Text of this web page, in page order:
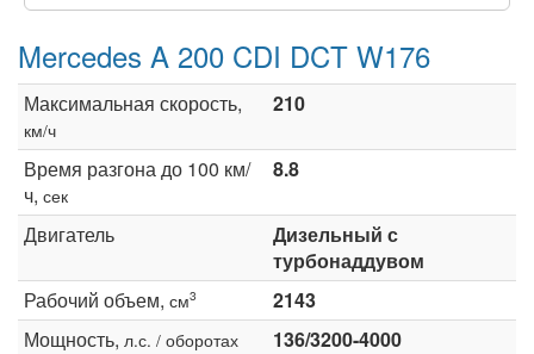
Mercedes A 200 CDI DCT W176
Максимальная скорость,
км/ч
210
Время разгона до 100 км/
ч, сек
8.8
Двигатель
Дизельный с
турбонаддувом
Рабочий объем, см3
2143
Мощность, л.с. / оборотах
136/3200-4000